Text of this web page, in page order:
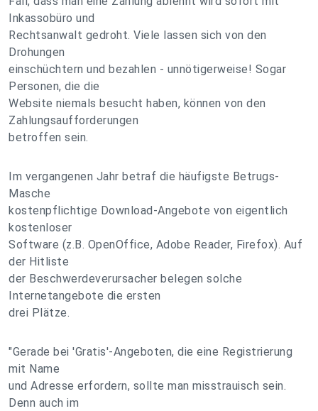
Inkassobüro und
Rechtsanwalt gedroht. Viele lassen sich von den
Drohungen
einschüchtern und bezahlen - unnötigerweise! Sogar
Personen, die die
Website niemals besucht haben, können von den
Zahlungsaufforderungen
betroffen sein.
Im vergangenen Jahr betraf die häufigste Betrugs-
Masche
kostenpflichtige Download-Angebote von eigentlich
kostenloser
Software (z.B. OpenOffice, Adobe Reader, Firefox). Auf
der Hitliste
der Beschwerdeverursacher belegen solche
Internetangebote die ersten
drei Plätze.
"Gerade bei 'Gratis'-Angeboten, die eine Registrierung
mit Name
und Adresse erfordern, sollte man misstrauisch sein.
Denn auch im